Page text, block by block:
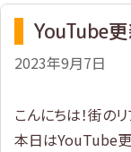
YouTube
2023年9月7日
こんにちは！街の
本日はYouTube更